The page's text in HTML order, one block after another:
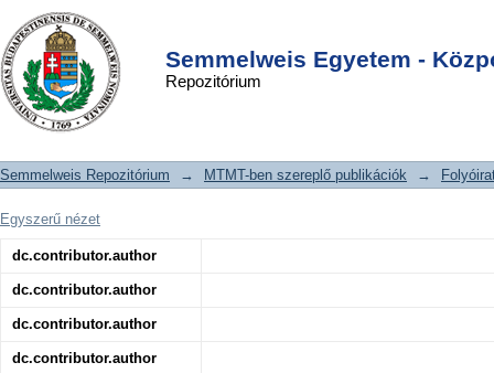
Semmelweis Egyetem -
Repozitórium
Christmas disease in one of a pair of
monozygotic twin girls, possibly the
effect of lyonization.
DSpace/Manakin Repository
Semmelweis Repozitórium → MTMT-ben szereplő publikációk →
Egyszerű nézet
dc.contributor.author
dc.contributor.author
dc.contributor.author
dc.contributor.author